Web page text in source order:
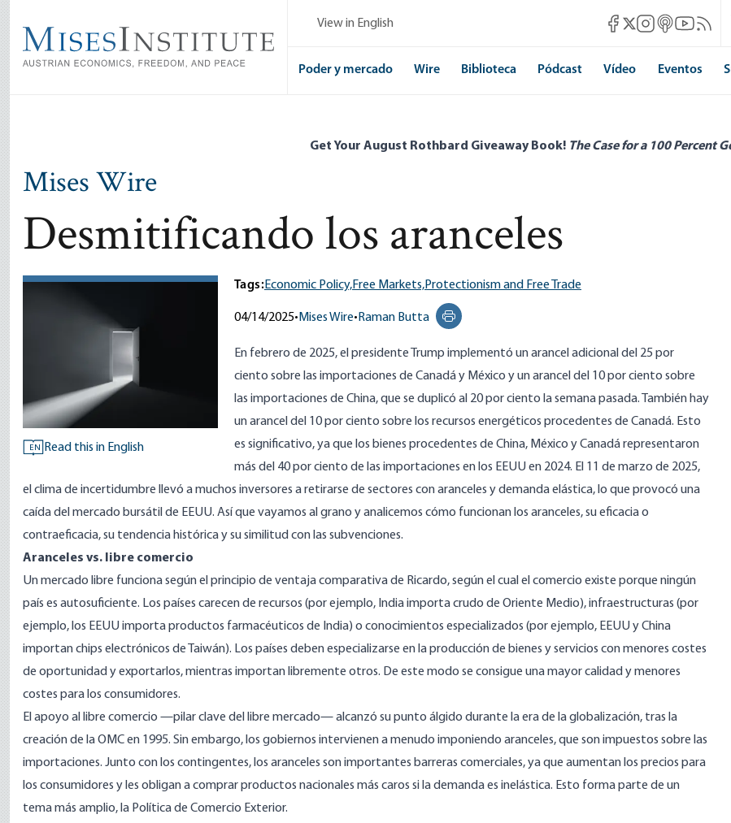
main
content
View in English Mises Facebook
Mises X
Mises Instagram
Mises itunes
MisesMises
Poder y mercado Wire Biblioteca Pódcast Vídeo Eventos
Get Your August Rothbard Giveaway Book! The Case for a 100 Percent
Mises Wire
Desmitificando los aranceles
EN Read this in English
Tags:Economic Policy,Free Markets,Protectionism and Free Trade
04/14/2025• Mises Wire• Raman Butta
Print this page
En febrero de 2025, el presidente Trump implementó un arancel adicional del 25 por
ciento sobre las importaciones de Canadá y México y un arancel del 10 por ciento sobre
las importaciones de China, que se duplicó al 20 por ciento la semana pasada. También hay
un arancel del 10 por ciento sobre los recursos energéticos procedentes de Canadá. Esto
es significativo, ya que los bienes procedentes de China, México y Canadá representaron
más del 40 por ciento de las importaciones en los EEUU en 2024. El 11 de marzo de 2025,
el clima de incertidumbre llevó a muchos inversores a retirarse de sectores con aranceles y demanda elástica, lo que provocó una
caída del mercado bursátil de EEUU. Así que vayamos al grano y analicemos cómo funcionan los aranceles, su eficacia o
contraeficacia, su tendencia histórica y su similitud con las subvenciones.
Aranceles vs. libre comercio
Un mercado libre funciona según el principio de ventaja comparativa de Ricardo, según el cual el comercio existe porque ningún
país es autosuficiente. Los países carecen de recursos (por ejemplo, India importa crudo de Oriente Medio), infraestructuras (por
ejemplo, los EEUU importa productos farmacéuticos de India) o conocimientos especializados (por ejemplo, EEUU y China
importan chips electrónicos de Taiwán). Los países deben especializarse en la producción de bienes y servicios con menores costes
de oportunidad y exportarlos, mientras importan libremente otros. De este modo se consigue una mayor calidad y menores
costes para los consumidores.
El apoyo al libre comercio —pilar clave del libre mercado— alcanzó su punto álgido durante la era de la globalización, tras la
creación de la OMC en 1995. Sin embargo, los gobiernos intervienen a menudo imponiendo aranceles, que son impuestos sobre las
importaciones. Junto con los contingentes, los aranceles son importantes barreras comerciales, ya que aumentan los precios para
los consumidores y les obligan a comprar productos nacionales más caros si la demanda es inelástica. Esto forma parte de un
tema más amplio, la Política de Comercio Exterior.